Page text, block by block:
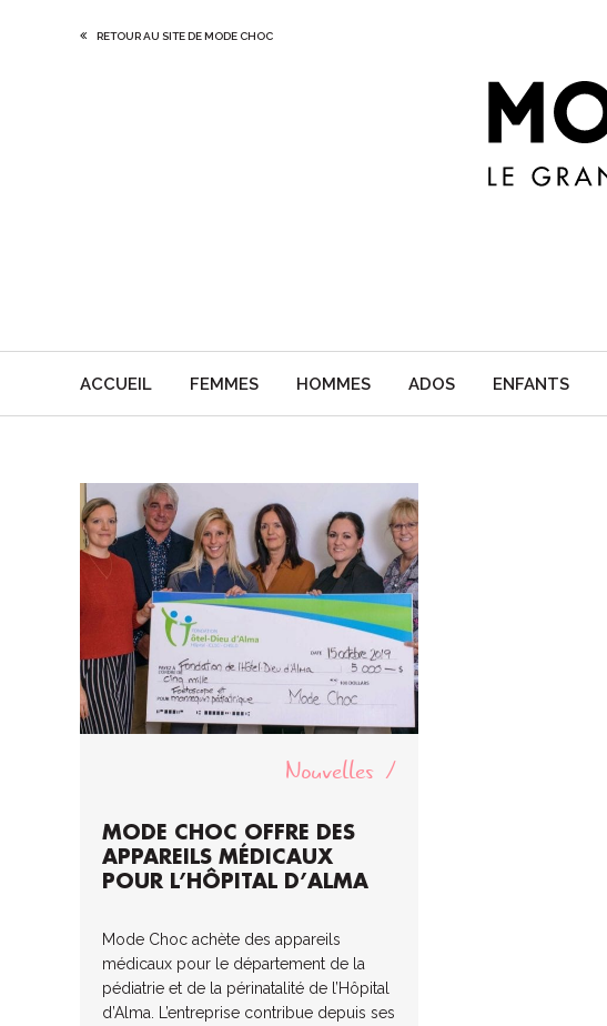
RETOUR AU SITE DE MODE CHOC
ACCUEIL FEMMES HOMMES ADOS ENFANTS
Nouvelles
MODE CHOC OFFRE DES
APPAREILS MÉDICAUX
POUR L’HÔPITAL D’ALMA
Mode Choc achète des appareils
médicaux pour le département de la
pédiatrie et de la périnatalité de l’Hôpital
d’Alma. L’entreprise contribue depuis ses